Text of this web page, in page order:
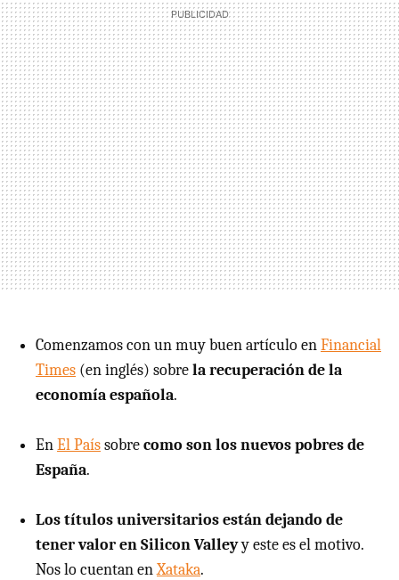
Comenzamos con un muy buen artículo enFinancial
Times (en inglés) sobrela recuperación de la
economía española.
EnEl Paíssobrecomo son los nuevos pobres de
España.
Los títulos universitarios están dejando de
tener valor en Silicon Valleyy este es el motivo.
Nos lo cuentan enXataka.